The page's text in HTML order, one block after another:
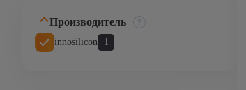
Производитель
innosilicon 1